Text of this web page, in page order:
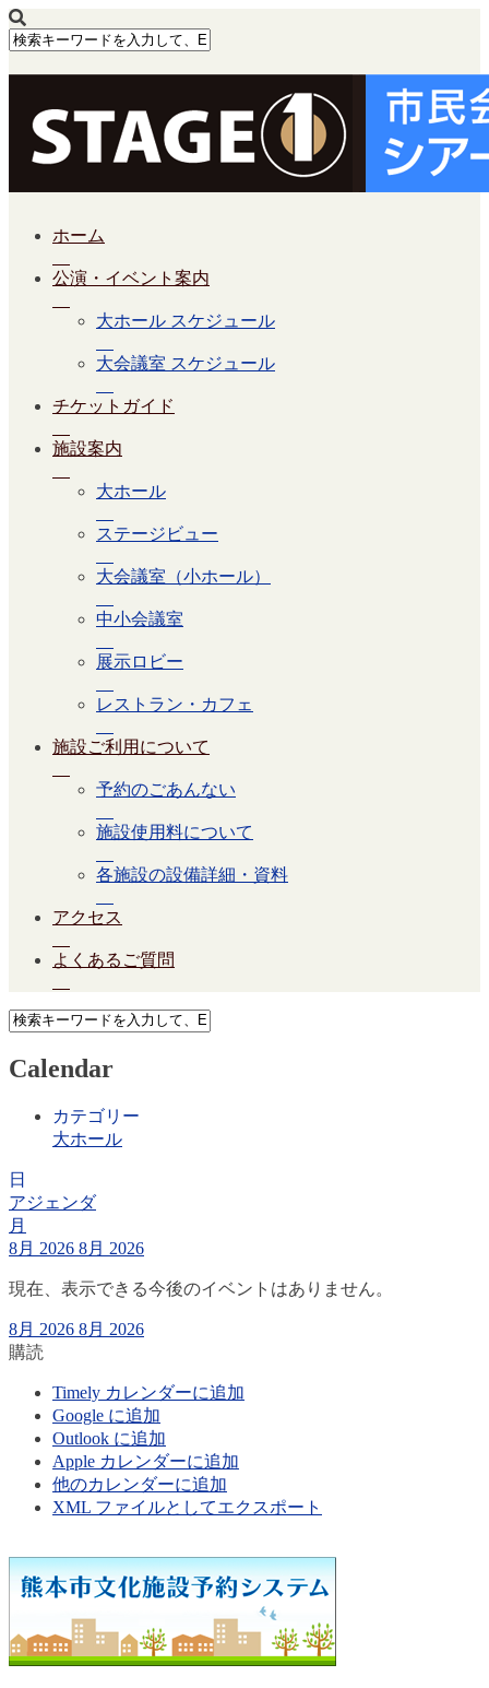
ホーム
公演・イベント案内
大ホール スケジュール
大会議室 スケジュール
チケットガイド
施設案内
大ホール
ステージビュー
大会議室（小ホール）
中小会議室
展示ロビー
レストラン・カフェ
施設ご利用について
予約のごあんない
施設使用料について
各施設の設備詳細・資料
アクセス
よくあるご質問
Calendar
カテゴリー
大ホール
日
アジェンダ
月
8月 2026 8月 2026
現在、表示できる今後のイベントはありません。
8月 2026 8月 2026
購読
Timely カレンダーに追加
Google に追加
Outlook に追加
Apple カレンダーに追加
他のカレンダーに追加
XML ファイルとしてエクスポート